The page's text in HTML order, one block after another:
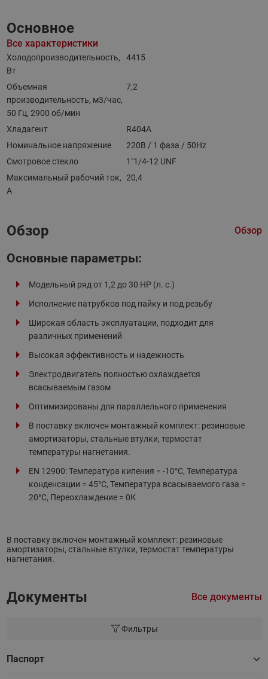
Основное
Все характеристики
Холодопроизводительность,
Вт
4415
Объемная
производительность, м3/час,
50 Гц, 2900 об/мин
7,2
Хладагент
R404A
Номинальное напряжение
220В / 1 фаза / 50Hz
Смотровое стекло
1"1/4-12 UNF
Максимальный рабочий ток,
А
20,4
Обзор Обзор
Основные параметры:
Модельный ряд от 1,2 до 30 HP (л. с.)
Исполнение патрубков под пайку и под резьбу
Широкая область эксплуатации, подходит для
различных применений
Высокая эффективность и надежность
Электродвигатель полностью охлаждается
всасываемым газом
Оптимизированы для параллельного применения
В поставку включен монтажный комплект: резиновые
амортизаторы, стальные втулки, термостат
температуры нагнетания.
EN 12900: Температура кипения = -10°С, Температура
конденсации = 45°С, Температура всасываемого газа =
20°С, Переохлаждение = 0К
В поставку включен монтажный комплект: резиновые
амортизаторы, стальные втулки, термостат температуры
нагнетания.
Документы Все документы
Фильтры
Паспорт